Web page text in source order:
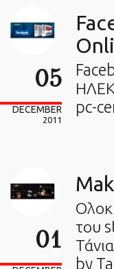
05
DECEMBER
2011
pc-
01
του
by